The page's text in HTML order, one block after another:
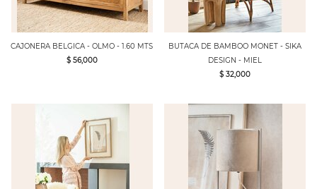
CAJONERA BELGICA - OLMO - 1.60 MTS
$ 56,000
BUTACA DE BAMBOO MONET - SIKA
DESIGN - MIEL
$ 32,000